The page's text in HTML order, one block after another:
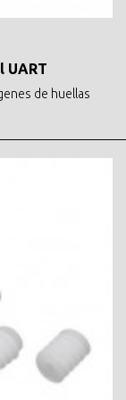
UART
de huellas